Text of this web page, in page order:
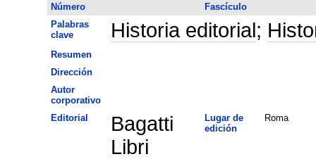
Número
Fascículo
Palabras
clave
Historia editorial;
Resumen
Dirección
Autor
corporativo
Editorial
Bagatti
Libri
Lugar de
edición
Roma